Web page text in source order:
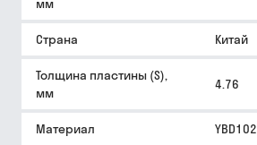
мм
Страна Китай
Толщина пластины (S),
мм
4.76
Материал YBD102